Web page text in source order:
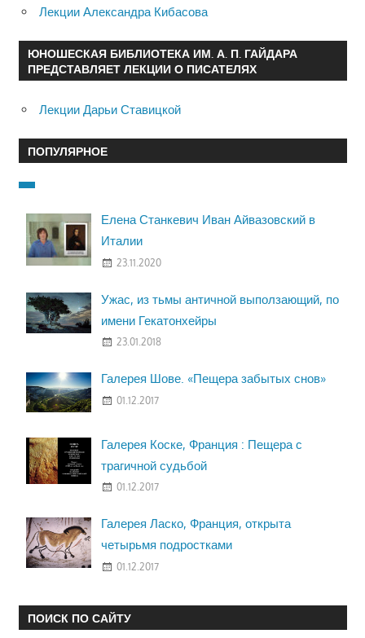
Лекции Александра Кибасова
ЮНОШЕСКАЯ БИБЛИОТЕКА ИМ. А. П. ГАЙДАРА
ПРЕДСТАВЛЯЕТ ЛЕКЦИИ О ПИСАТЕЛЯХ
Лекции Дарьи Ставицкой
ПОПУЛЯРНОЕ
Елена Станкевич Иван Айвазовский в
Италии
23.11.2020
Ужас, из тьмы античной выползающий, по
имени Гекатонхейры
23.01.2018
Галерея Шове. «Пещера забытых снов»
01.12.2017
Галерея Коске, Франция : Пещера с
трагичной судьбой
01.12.2017
Галерея Ласко, Франция, открыта
четырьмя подростками
01.12.2017
ПОИСК ПО САЙТУ